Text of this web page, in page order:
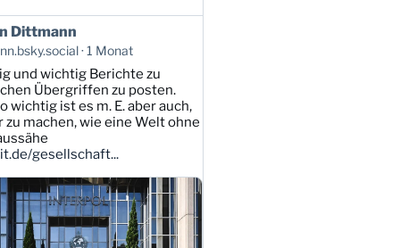
Dittmann
1 Monat
und wichtig Berichte zu
Übergriffen zu posten.
wichtig ist es m. E. aber auch,
zu machen, wie eine Welt ohne
gesellschaft...